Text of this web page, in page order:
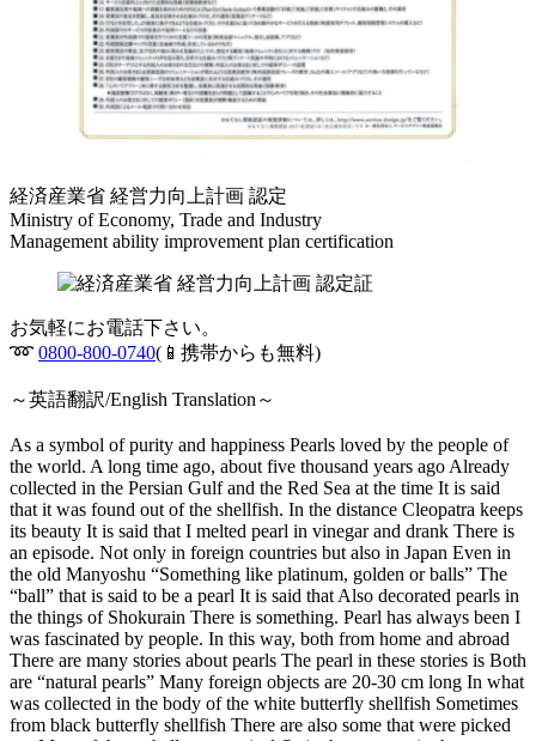
経済産業省 経営力向上計画 認定
Ministry of Economy, Trade and Industry
Management ability improvement plan certification
お気軽にお電話下さい。
➿ 0800-800-0740(📱携帯からも無料)
～英語翻訳/English Translation～
As a symbol of purity and happiness Pearls loved by the people of
the world. A long time ago, about five thousand years ago Already
collected in the Persian Gulf and the Red Sea at the time It is said
that it was found out of the shellfish. In the distance Cleopatra keeps
its beauty It is said that I melted pearl in vinegar and drank There is
an episode. Not only in foreign countries but also in Japan Even in
the old Manyoshu “Something like platinum, golden or balls” The
“ball” that is said to be a pearl It is said that Also decorated pearls in
the things of Shokurain There is something. Pearl has always been I
was fascinated by people. In this way, both from home and abroad
There are many stories about pearls The pearl in these stories is Both
are “natural pearls” Many foreign objects are 20-30 cm long In what
was collected in the body of the white butterfly shellfish Sometimes
from black butterfly shellfish There are also some that were picked